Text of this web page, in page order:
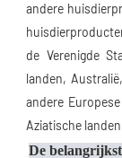
andere
de Verenigde
landen,
andere
Aziatische
De